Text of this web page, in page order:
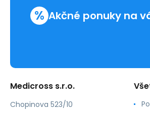
% Akčné ponuky na
Medicross s.r.o.
Chopinova 523/10